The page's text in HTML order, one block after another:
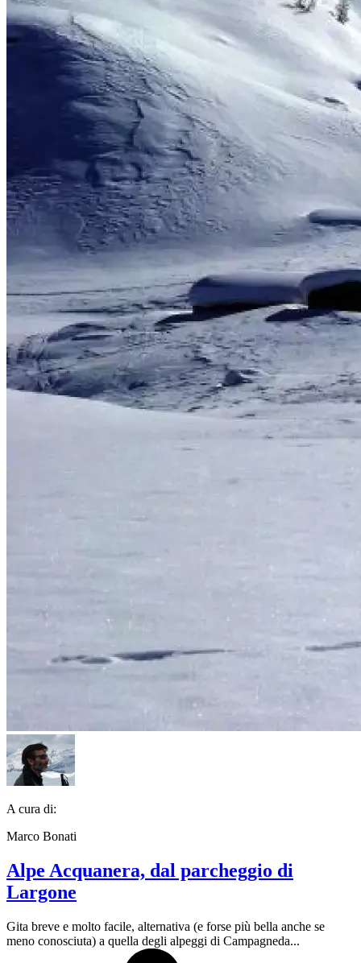
A cura di:
Marco Bonati
Alpe Acquanera, dal parcheggio di
Largone
Gita breve e molto facile, alternativa (e forse più bella anche se
meno conosciuta) a quella degli alpeggi di Campagneda...